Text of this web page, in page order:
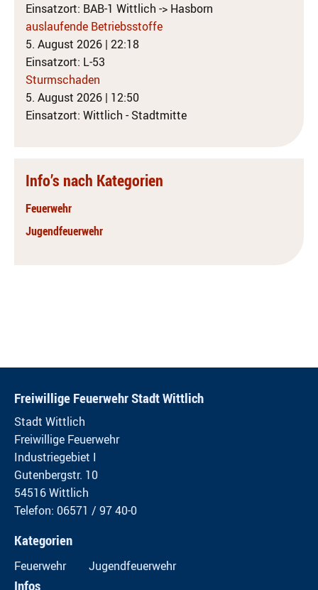
Einsatzort: BAB-1 Wittlich -> Hasborn
auslaufende Betriebsstoffe
5. August 2026 | 22:18
Einsatzort: L-53
Sturmschaden
5. August 2026 | 12:50
Einsatzort: Wittlich - Stadtmitte
Info’s nach Kategorien
Feuerwehr
Jugendfeuerwehr
Freiwillige Feuerwehr Stadt Wittlich
Stadt Wittlich
Freiwillige Feuerwehr
Industriegebiet I
Gutenbergstr. 10
54516 Wittlich
Telefon: 06571 / 97 40-0
Kategorien
Feuerwehr Jugendfeuerwehr
Infos